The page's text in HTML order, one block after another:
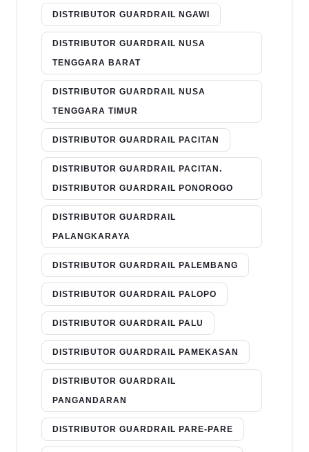
DISTRIBUTOR GUARDRAIL NGAWI
DISTRIBUTOR GUARDRAIL NUSA
TENGGARA BARAT
DISTRIBUTOR GUARDRAIL NUSA
TENGGARA TIMUR
DISTRIBUTOR GUARDRAIL PACITAN
DISTRIBUTOR GUARDRAIL PACITAN.
DISTRIBUTOR GUARDRAIL PONOROGO
DISTRIBUTOR GUARDRAIL
PALANGKARAYA
DISTRIBUTOR GUARDRAIL PALEMBANG
DISTRIBUTOR GUARDRAIL PALOPO
DISTRIBUTOR GUARDRAIL PALU
DISTRIBUTOR GUARDRAIL PAMEKASAN
DISTRIBUTOR GUARDRAIL
PANGANDARAN
DISTRIBUTOR GUARDRAIL PARE-PARE